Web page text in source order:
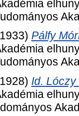
Pálfy
Id.